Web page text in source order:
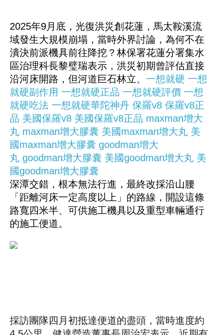
2025年9月底，光復洪災創花蓮，馬太鞍溪流
域發生大規模崩塌，當時外界討論，為何不在
潰決前派機具前往降挖？林保署花蓮分署集水
區治理科長黎璧瑞表示，洪災初期曾評估直接
沿河床開路，但河道巨石林立、 一想就硬 一想
就硬副作用 一想就硬正品 一想就硬評價 一想
就硬吃法 一想就硬華陀神丹 保羅v8 保羅v8正
品 美國保羅v8 美國保羅v8正品 maxman增大
丸 maxman增大膠囊 美國maxman增大丸 美
國maxman增大膠囊 goodman增大
丸 goodman增大膠囊 美國goodman增大丸 美
國goodman增大膠囊
深潭交錯，根本無法行進，最終改採沿山腰
「距離河床一定高度以上」的路線，開設這條
路寬四米半、可供施工機具以及重型車輛通行
的施工便道。
採訪團隊四月初抵達便道的盡頭，當時進度約